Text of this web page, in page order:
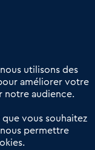
transactions
utilisons des
améliorer votre
notre audience.
que vous souhaitez
permettre